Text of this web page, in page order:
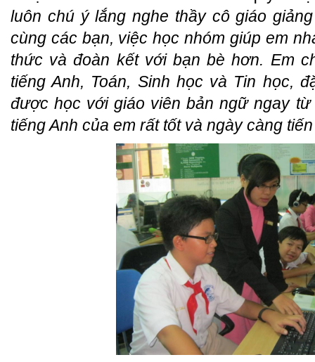
luôn chú ý lắng nghe thầy cô giáo
cùng các bạn, việc học nhóm giúp em
thức và đoàn kết với bạn bè hơn. Em
tiếng Anh, Toán, Sinh học và Tin học,
được học với giáo viên bản ngữ ngay
tiếng Anh của em rất tốt và ngày càng